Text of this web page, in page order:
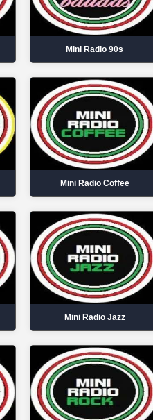
Mini Radio 90s
Mini Radio Coffee
Mini Radio Jazz